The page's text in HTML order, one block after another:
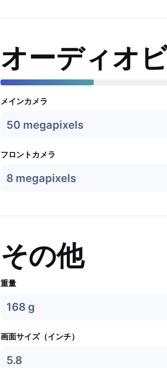
オーディオ
メインカメラ
50 megapixels
フロントカメラ
8 megapixels
その他
重量
168 g
画面サイズ（インチ）
5.8